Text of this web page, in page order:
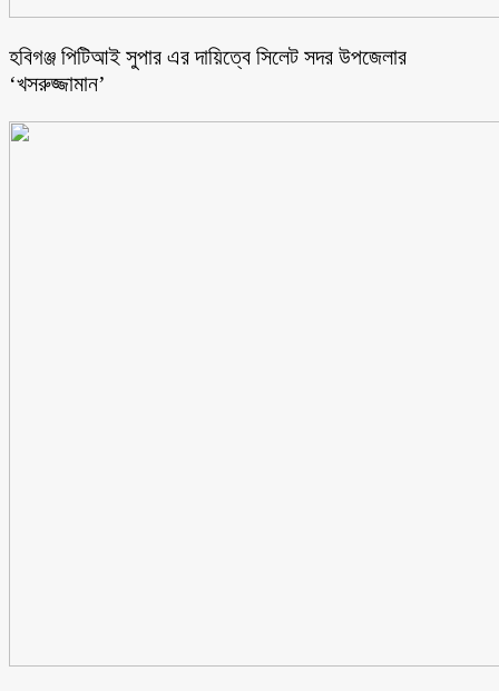
হবিগঞ্জ পিটিআই সুপার এর দায়িত্বে সিলেট সদর উপজেলার
‘খসরুজ্জামান’